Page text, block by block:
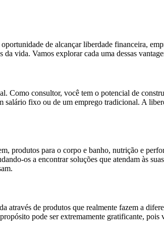
de alcançar liberdade financeira,
vida. Vamos explorar cada uma dessas
Como consultor, você tem o potencial de
salário fixo ou de um emprego tradicional. A
produtos para o corpo e banho, nutrição e
os a encontrar soluções que atendam às
através de produtos que realmente fazem a
pode ser extremamente gratificante,